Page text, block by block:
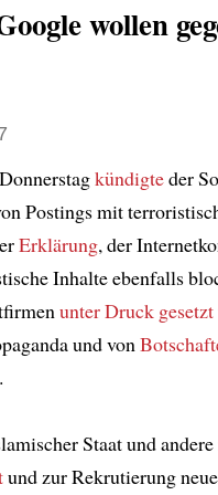
wollen
kündigteder
Postings mit
Erklärung, der
Inhalte ebenfalls
unter Druck gesetzt
und von
Staat und
und zur Rekrutierung